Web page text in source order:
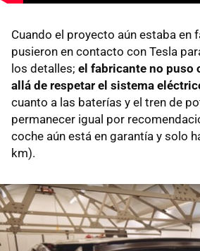
Cuando el proyecto aún estaba en
pusieron en contacto con Tesla
los detalles; el fabricante no puso
allá de respetar el sistema
cuanto a las baterías y el tren de
permanecer igual por
coche aún está en garantía y solo
km).